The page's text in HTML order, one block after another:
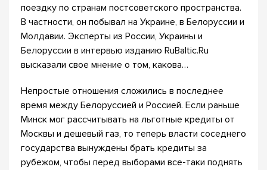
поездку по странам постсоветского пространства.
В частности, он побывал на Украине, в Белоруссии и
Молдавии. Эксперты из России, Украины и
Белоруссии в интервью изданию RuBaltic.Ru
высказали свое мнение о том, какова…
Непростые отношения сложились в последнее
время между Белоруссией и Россией. Если раньше
Минск мог рассчитывать на льготные кредиты от
Москвы и дешевый газ, то теперь власти соседнего
государства вынуждены брать кредиты за
рубежом, чтобы перед выборами все-таки поднять